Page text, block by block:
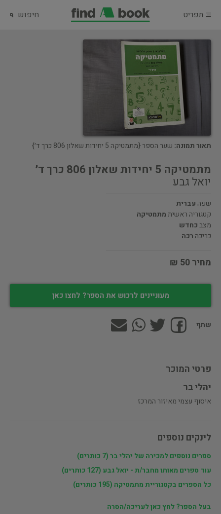
תפריט חיפוש
תאור תמונה: שער הספר {מתמטיקה 5 יחידות שאלון 806 כרך ד׳}
מתמטיקה 5 יחידות שאלון 806 כרך ד׳
יואל גבע
שפה עברית
קטגוריה ראשיתמתמטיקה
מצבכחדש
כריכה רכה
מחיר 50 ₪
מעוניינים לרכוש את הספר? לחצו כאן
שתף
פרטי המוכר
יהלי בר
איסוף עצמי מאיזור המרכז
לינקים נוספים
ספרים נוספים למכירה של יהלי בר (7 כותרים)
עוד ספרים מאותו מחבר/ת - יואל גבע (127 כותרים)
כל הספרים בקטגוריית מתמטיקה (195 כותרים)
בעל הספר? לחץ כאן לעריכה/הסרה